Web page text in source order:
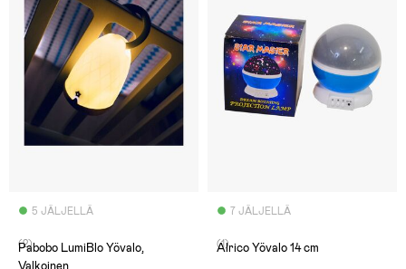
5 JÄLJELLÄ
(2)
Pabobo LumiBlo Yövalo,
Valkoinen
7 JÄLJELLÄ
(1)
Alrico Yövalo 14 cm